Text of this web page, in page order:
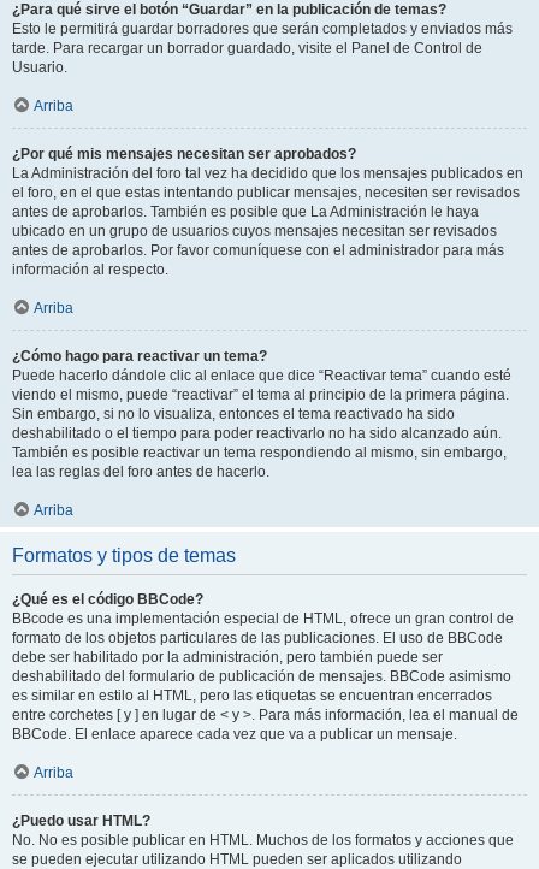
¿Para qué sirve el botón “Guardar” en la publicación de temas?
Esto le permitirá guardar borradores que serán completados y enviados más
tarde. Para recargar un borrador guardado, visite el Panel de Control de
Usuario.
Arriba
¿Por qué mis mensajes necesitan ser aprobados?
La Administración del foro tal vez ha decidido que los mensajes publicados en
el foro, en el que estas intentando publicar mensajes, necesiten ser revisados
antes de aprobarlos. También es posible que La Administración le haya
ubicado en un grupo de usuarios cuyos mensajes necesitan ser revisados
antes de aprobarlos. Por favor comuníquese con el administrador para más
información al respecto.
Arriba
¿Cómo hago para reactivar un tema?
Puede hacerlo dándole clic al enlace que dice “Reactivar tema” cuando esté
viendo el mismo, puede “reactivar” el tema al principio de la primera página.
Sin embargo, si no lo visualiza, entonces el tema reactivado ha sido
deshabilitado o el tiempo para poder reactivarlo no ha sido alcanzado aún.
También es posible reactivar un tema respondiendo al mismo, sin embargo,
lea las reglas del foro antes de hacerlo.
Arriba
Formatos y tipos de temas
¿Qué es el código BBCode?
BBcode es una implementación especial de HTML, ofrece un gran control de
formato de los objetos particulares de las publicaciones. El uso de BBCode
debe ser habilitado por la administración, pero también puede ser
deshabilitado del formulario de publicación de mensajes. BBCode asimismo
es similar en estilo al HTML, pero las etiquetas se encuentran encerrados
entre corchetes [ y ] en lugar de < y >. Para más información, lea el manual de
BBCode. El enlace aparece cada vez que va a publicar un mensaje.
Arriba
¿Puedo usar HTML?
No. No es posible publicar en HTML. Muchos de los formatos y acciones que
se pueden ejecutar utilizando HTML pueden ser aplicados utilizando